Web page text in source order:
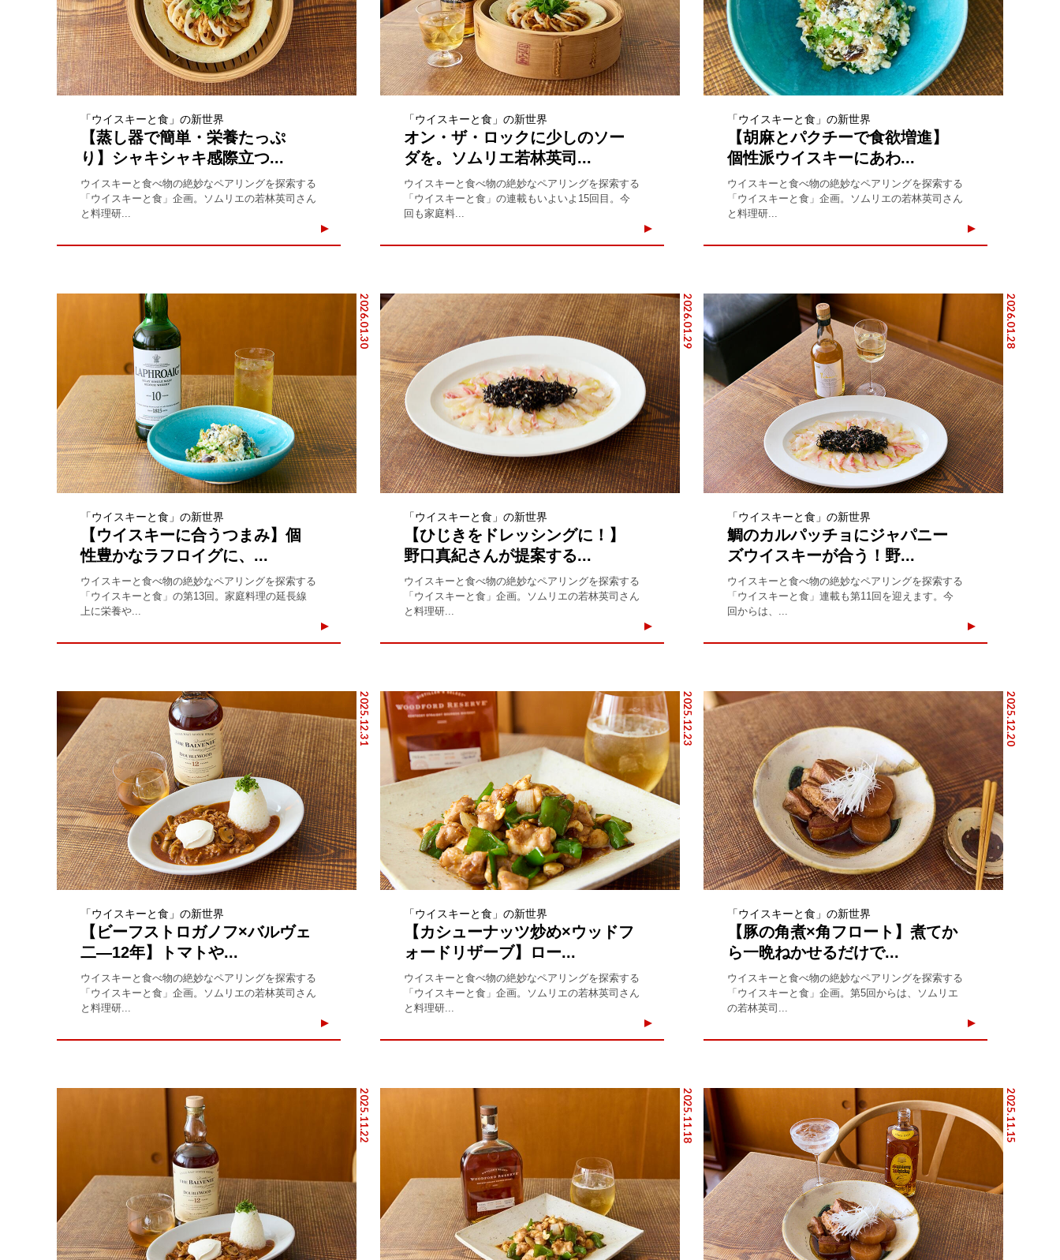
「ウイスキーと食」の新世界
【蒸し器で簡単・栄養たっぷ
り】シャキシャキ感際立つ...
ウイスキーと食べ物の絶妙なペアリングを探索する
「ウイスキーと食」企画。ソムリエの若林英司さん
と料理研...
「ウイスキーと食」の新世界
オン・ザ・ロックに少しのソー
ダを。ソムリエ若林英司...
ウイスキーと食べ物の絶妙なペアリングを探索する
「ウイスキーと食」の連載もいよいよ15回目。今
回も家庭料...
「ウイスキーと食」の新世界
【胡麻とパクチーで食欲増進】
個性派ウイスキーにあわ...
ウイスキーと食べ物の絶妙なペアリングを探索する
「ウイスキーと食」企画。ソムリエの若林英司さん
と料理研...
2026.01.30
「ウイスキーと食」の新世界
【ウイスキーに合うつまみ】個
性豊かなラフロイグに、...
ウイスキーと食べ物の絶妙なペアリングを探索する
「ウイスキーと食」の第13回。家庭料理の延長線
上に栄養や...
2026.01.29
「ウイスキーと食」の新世界
【ひじきをドレッシングに！】
野口真紀さんが提案する...
ウイスキーと食べ物の絶妙なペアリングを探索する
「ウイスキーと食」企画。ソムリエの若林英司さん
と料理研...
2026.01.28
「ウイスキーと食」の新世界
鯛のカルパッチョにジャパニー
ズウイスキーが合う！野...
ウイスキーと食べ物の絶妙なペアリングを探索する
「ウイスキーと食」連載も第11回を迎えます。今
回からは、...
2025.12.31
「ウイスキーと食」の新世界
【ビーフストロガノフ×バルヴェ
二―12年】トマトや...
ウイスキーと食べ物の絶妙なペアリングを探索する
「ウイスキーと食」企画。ソムリエの若林英司さん
と料理研...
2025.12.23
「ウイスキーと食」の新世界
【カシューナッツ炒め×ウッドフ
ォードリザーブ】ロー...
ウイスキーと食べ物の絶妙なペアリングを探索する
「ウイスキーと食」企画。ソムリエの若林英司さん
と料理研...
2025.12.20
「ウイスキーと食」の新世界
【豚の角煮×角フロート】煮てか
ら一晩ねかせるだけで...
ウイスキーと食べ物の絶妙なペアリングを探索する
「ウイスキーと食」企画。第5回からは、ソムリエ
の若林英司...
2025.11.22 2025.11.18 2025.11.15